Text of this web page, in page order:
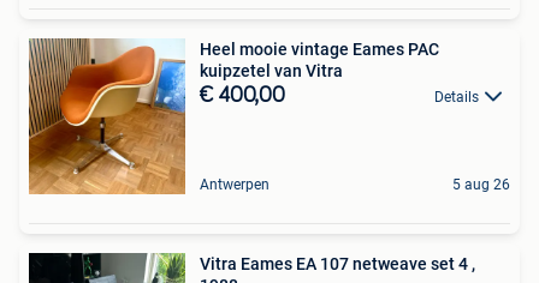
Heel mooie vintage Eames PAC
kuipzetel van Vitra
€ 400,00 Details
Antwerpen 5 aug 26
Vitra Eames EA 107 netweave set 4 ,